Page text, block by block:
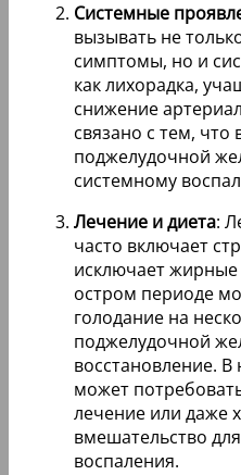
Системные
вызывать не
симптомы, но и
как лихорадка,
снижение
связано с тем, что
поджелудочной
системному
Лечение и диета:
часто включает
исключает
остром периоде
голодание на
поджелудочной
восстановление. В
может
лечение или даже
вмешательство
воспаления.